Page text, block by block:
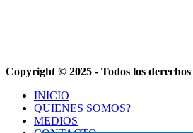
Copyright © 2025 - Todos los derechos
INICIO
QUIENES SOMOS?
MEDIOS